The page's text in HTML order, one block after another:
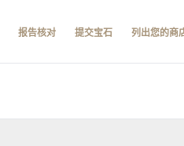
报告核对 提交宝石 列出您的商